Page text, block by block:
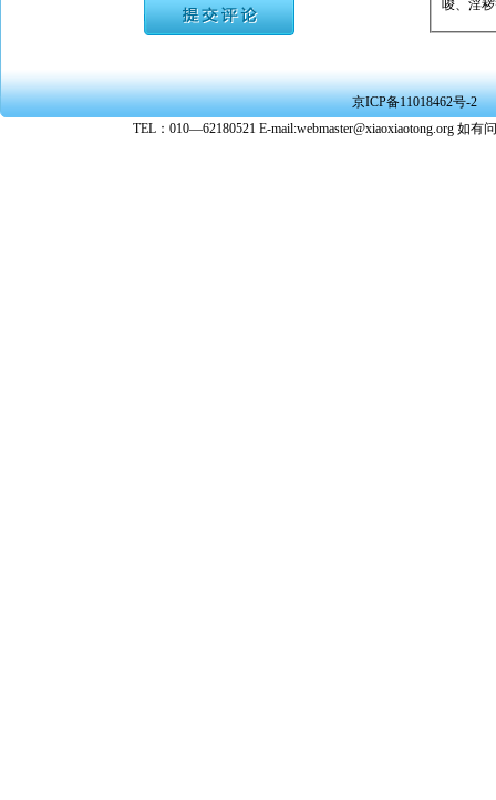
唆、淫
★ 承担
★ 在本
转载、
★ 参与
京ICP备11018462号-2
TEL：010—62180521 E-mail:webmaster@xiaoxiaotong.org 如